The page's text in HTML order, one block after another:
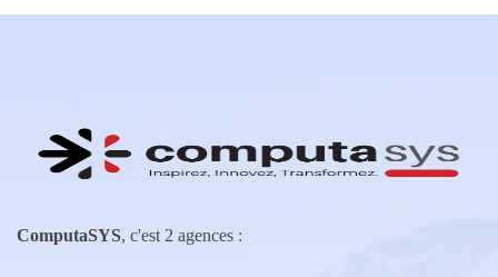
ComputaSYS, c'est 2 agences :